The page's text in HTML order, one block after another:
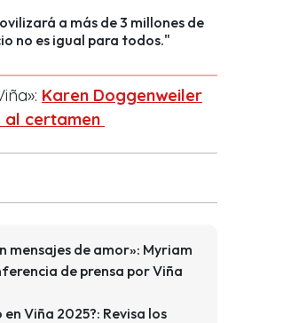
a más de 3 millones de
no es igual para todos."
Karen Doggenweiler
al certamen
mensajes de amor»: Myriam
de prensa por Viña
Viña 2025?: Revisa los